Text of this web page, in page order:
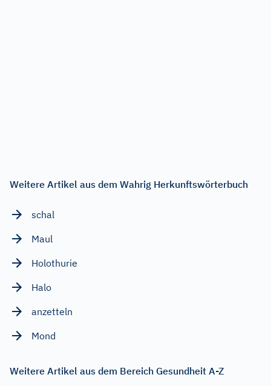
Weitere Artikel aus dem Wahrig Herkunftswörterbuch
schal
Maul
Holothurie
Halo
anzetteln
Mond
Weitere Artikel aus dem Bereich Gesundheit A-Z